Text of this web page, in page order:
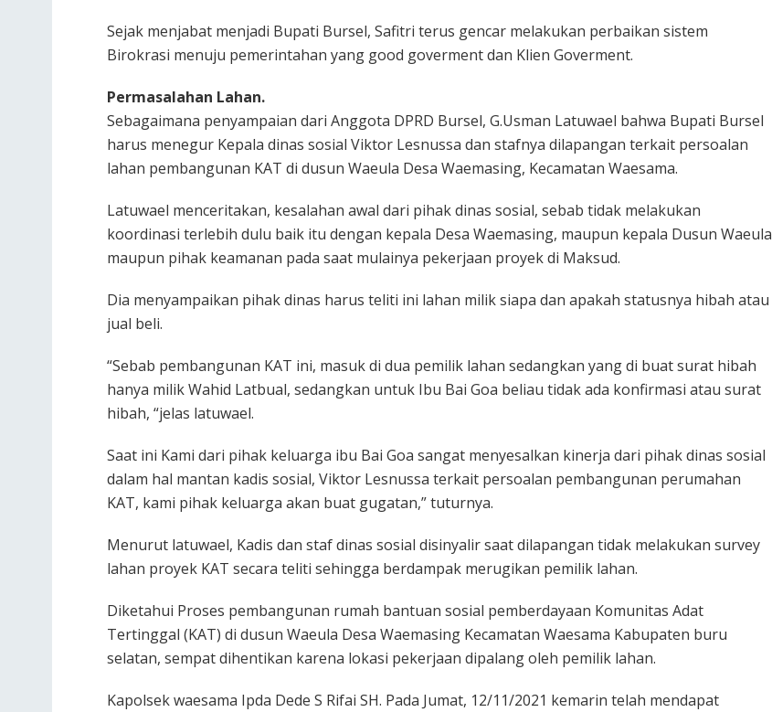
Sejak menjabat menjadi Bupati Bursel, Safitri terus gencar melakukan perbaikan sistem
Birokrasi menuju pemerintahan yang good goverment dan Klien Goverment.
Permasalahan Lahan.
Sebagaimana penyampaian dari Anggota DPRD Bursel, G.Usman Latuwael bahwa Bupati Bursel
harus menegur Kepala dinas sosial Viktor Lesnussa dan stafnya dilapangan terkait persoalan
lahan pembangunan KAT di dusun Waeula Desa Waemasing, Kecamatan Waesama.
Latuwael menceritakan, kesalahan awal dari pihak dinas sosial, sebab tidak melakukan
koordinasi terlebih dulu baik itu dengan kepala Desa Waemasing, maupun kepala Dusun Waeula
maupun pihak keamanan pada saat mulainya pekerjaan proyek di Maksud.
Dia menyampaikan pihak dinas harus teliti ini lahan milik siapa dan apakah statusnya hibah atau
jual beli.
“Sebab pembangunan KAT ini, masuk di dua pemilik lahan sedangkan yang di buat surat hibah
hanya milik Wahid Latbual, sedangkan untuk Ibu Bai Goa beliau tidak ada konfirmasi atau surat
hibah, “jelas latuwael.
Saat ini Kami dari pihak keluarga ibu Bai Goa sangat menyesalkan kinerja dari pihak dinas sosial
dalam hal mantan kadis sosial, Viktor Lesnussa terkait persoalan pembangunan perumahan
KAT, kami pihak keluarga akan buat gugatan,” tuturnya.
Menurut latuwael, Kadis dan staf dinas sosial disinyalir saat dilapangan tidak melakukan survey
lahan proyek KAT secara teliti sehingga berdampak merugikan pemilik lahan.
Diketahui Proses pembangunan rumah bantuan sosial pemberdayaan Komunitas Adat
Tertinggal (KAT) di dusun Waeula Desa Waemasing Kecamatan Waesama Kabupaten buru
selatan, sempat dihentikan karena lokasi pekerjaan dipalang oleh pemilik lahan.
Kapolsek waesama Ipda Dede S Rifai SH. Pada Jumat, 12/11/2021 kemarin telah mendapat